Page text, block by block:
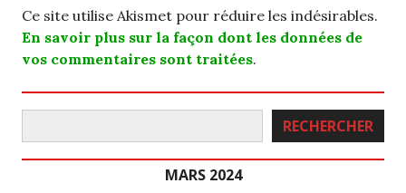
Ce site utilise Akismet pour réduire les indésirables.
En savoir plus sur la façon dont les données de
vos commentaires sont traitées.
Rechercher RECHERCHER
MARS 2024